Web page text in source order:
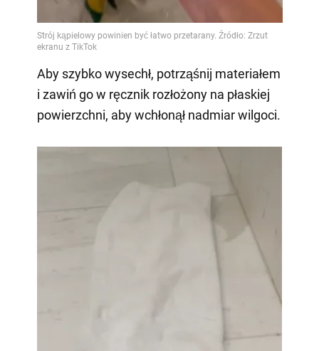
Aby szybko wysechł, potrząśnij materiałem
i zawiń go w ręcznik rozłożony na płaskiej
powierzchni, aby wchłonął nadmiar wilgoci.